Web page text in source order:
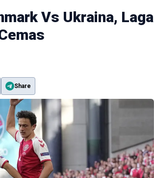
Vs Ukraina, Laga
Share